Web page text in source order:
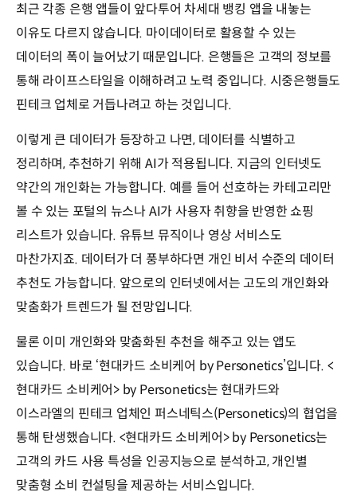
최근 각종 은행 앱들이 앞다투어 차세대 뱅킹 앱을 내놓는
이유도 다르지 않습니다. 마이데이터로 활용할 수 있는
데이터의 폭이 늘어났기 때문입니다. 은행들은 고객의 정보를
통해 라이프스타일을 이해하려고 노력 중입니다. 시중은행들도
핀테크 업체로 거듭나려고 하는 것입니다.
이렇게 큰 데이터가 등장하고 나면, 데이터를 식별하고
정리하며, 추천하기 위해 AI가 적용됩니다. 지금의 인터넷도
약간의 개인화는 가능합니다. 예를 들어 선호하는 카테고리만
볼 수 있는 포털의 뉴스나 AI가 사용자 취향을 반영한 쇼핑
리스트가 있습니다. 유튜브 뮤직이나 영상 서비스도
마찬가지죠. 데이터가 더 풍부하다면 개인 비서 수준의 데이터
추천도 가능합니다. 앞으로의 인터넷에서는 고도의 개인화와
맞춤화가 트렌드가 될 전망입니다.
물론 이미 개인화와 맞춤화된 추천을 해주고 있는 앱도
있습니다. 바로 ‘현대카드 소비케어 by Personetics’입니다. <
현대카드 소비케어> by Personetics는 현대카드와
이스라엘의 핀테크 업체인 퍼스네틱스(Personetics)의 협업을
통해 탄생했습니다. <현대카드 소비케어> by Personetics는
고객의 카드 사용 특성을 인공지능으로 분석하고, 개인별
맞춤형 소비 컨설팅을 제공하는 서비스입니다.